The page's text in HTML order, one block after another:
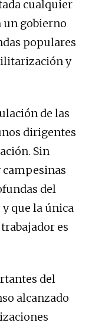
cualquier
un gobierno
populares
y
de las
dirigentes
Sin
campesinas
del
que la única
es
del
alcanzado